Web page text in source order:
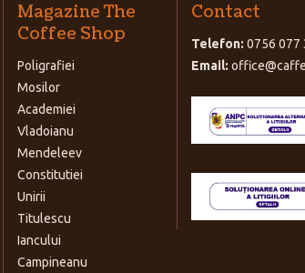
Magazine The
Coffee Shop
Poligrafiei
Mosilor
Academiei
Vladoianu
Mendeleev
Constitutiei
Unirii
Titulescu
Iancului
Campineanu
Contact
Telefon: 0756 077
Email: